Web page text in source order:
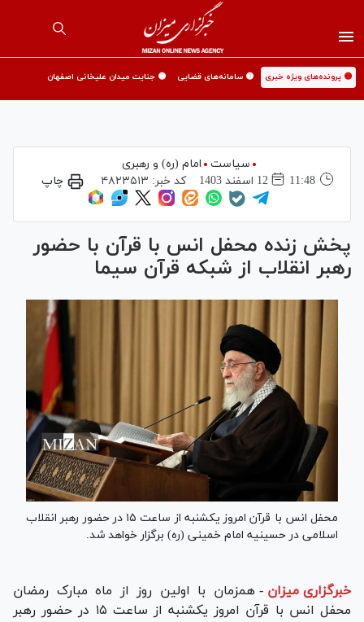
🟡 پرونده‌های ویژه خبری 🟡 سامانه‌های قضایی 🟡 جنایت میدان علیخانی اصفهان
سیاست
امام (ره) و رهبری
11:48
12 اسفند 1403 کد خبر: ۴۸۲۳۵۱۳ چاپ
پخش زنده محفل انس با قرآن با حضور
رهبر انقلاب از شبکه قرآن سیما
محفل انس با قرآن امروز یکشنبه از ساعت ۱۵ در حضور رهبر انقلاب
اسلامی در حسینیه امام خمینی (ره) برگزار خواهد شد.
خبرگزاری میزان - همزمان با اولین روز از ماه مبارک رمضان
محفل انس با قرآن امروز یکشنبه از ساعت ۱۵ در حضور رهبر